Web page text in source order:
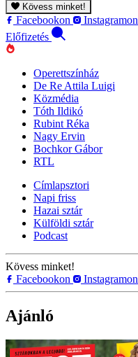
Kövess minket!
Facebookon Instagramon
Előfizetés
Operettszínház
De Re Attila Luigi
Közmédia
Tóth Ildikó
Rubint Réka
Nagy Ervin
Bochkor Gábor
RTL
Címlapsztori
Napi friss
Hazai sztár
Külföldi sztár
Podcast
Kövess minket!
Facebookon
Instagramon
Ajánló